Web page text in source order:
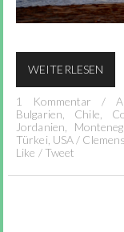
WEITERLESEN
1 Kommentar /
Bulgarien
Chile
Jordanien
Türkei USA / Clemens
Like / Tweet